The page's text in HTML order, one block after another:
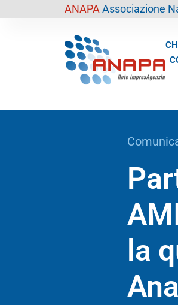
ANAPA Associazione
la